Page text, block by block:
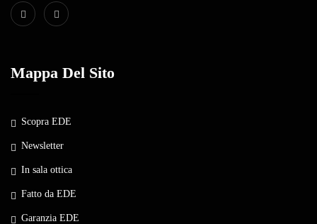
Mappa Del Sito
Scopra EDE
Newsletter
In sala ottica
Fatto da EDE
Garanzia EDE